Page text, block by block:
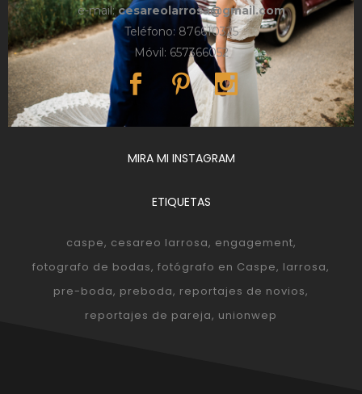
e-mail:cesareolarrosa@gmail.com
Teléfono: 876610325
Móvil: 657366052
MIRA MI INSTAGRAM
ETIQUETAS
caspe cesareo larrosa engagement
fotografo de bodas fotógrafo en Caspe larrosa
pre-boda preboda reportajes de novios
reportajes de pareja unionwep